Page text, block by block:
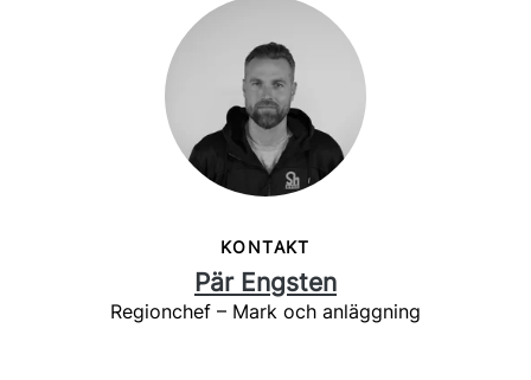
KONTAKT
Pär Engsten
Regionchef – Mark och anläggning